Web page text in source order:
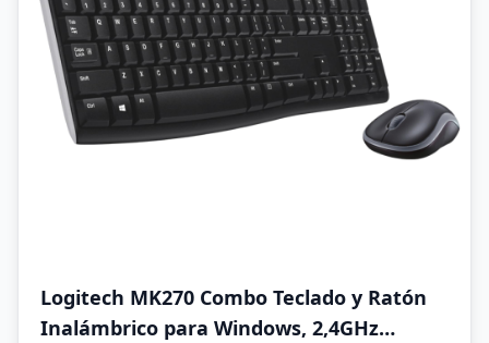
Logitech MK270 Combo Teclado y Ratón
Inalámbrico para Windows, 2,4GHz